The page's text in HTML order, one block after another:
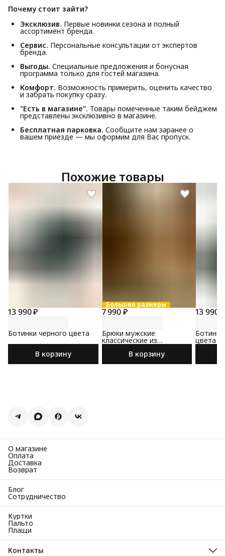
Почему стоит зайти?
Эксклюзив. Первые новинки сезона и полный
ассортимент бренда.
Сервис. Персональные консультации от экспертов
бренда.
Выгоды. Специальные предложения и бонусная
программа только для гостей магазина.
Комфорт. Возможность примерить, оценить качество
и забрать покупку сразу.
"Есть в магазине". Товары помеченные таким бейджем
представлены эксклюзивно в магазине.
Бесплатная парковка. Сообщите нам заранее о
вашем приезде — мы оформим для Вас пропуск.
Похожие товары
13 990 ₽
Ботинки черного цвета
В корзину
Большие размеры
7 990 ₽
Брюки мужские
классические из
В корзину
13 990 ₽
цвета
О магазине
Оплата
Доставка
Возврат
Блог
Сотрудничество
Куртки
Пальто
Плащи
Контакты